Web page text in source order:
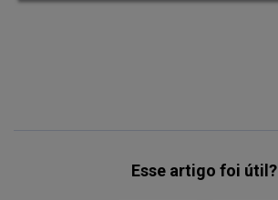
Esse artigo foi útil?